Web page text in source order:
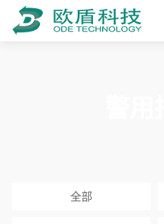
全部